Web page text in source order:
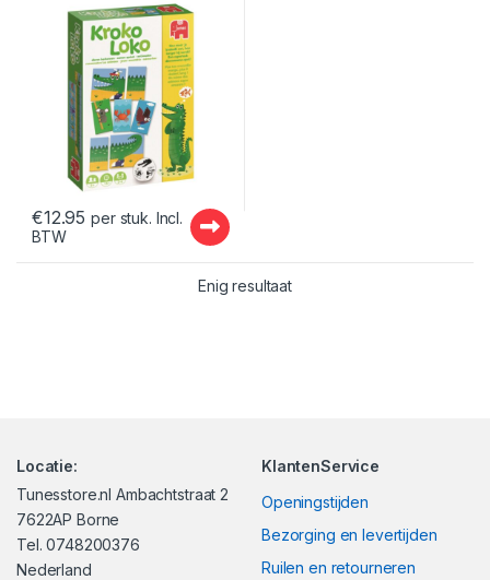
€12.95 per stuk. Incl.
BTW
Enig resultaat
Locatie:
Tunesstore.nl Ambachtstraat 2
7622AP Borne
Tel. 0748200376
Nederland
KlantenService
Openingstijden
Bezorging en levertijden
Ruilen en retourneren